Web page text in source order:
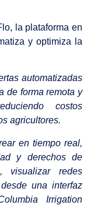
la plataforma en
y optimiza la
automatizadas
de forma remota y
costos
agricultores.
en tiempo real,
y derechos de
visualizar redes
una interfaz
Irrigation